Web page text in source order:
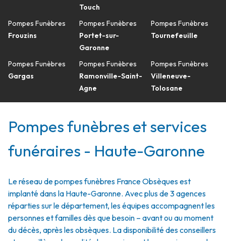
Pompes Funèbres
Frouzins
Pompes Funèbres
Gargas
Touch
Pompes Funèbres
Portet-sur-
Garonne
Pompes Funèbres
Ramonville-Saint-
Agne
Pompes Funèbres
Tournefeuille
Pompes Funèbres
Villeneuve-
Tolosane
Pompes funèbres et services
funéraires - Haute-Garonne
Le réseau de pompes funèbres France Obsèques est
implanté dans la Haute-Garonne. Avec plus de 3 agences
réparties sur le département, les équipes accompagnent les
personnes et familles dès que besoin – avant ou au moment
du décès, après les obsèques. La disponibilité des conseillers